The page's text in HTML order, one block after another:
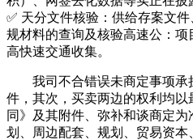
✅ 天分文件核验：供给存案文
规材料的查询及核验高速公：项
高快速交通收集。
我司不合错误未商定事项承
件，其次，买卖两边的权利均
同》及其附件、弥补和谈商定
划、周边配套、规划、贸易资